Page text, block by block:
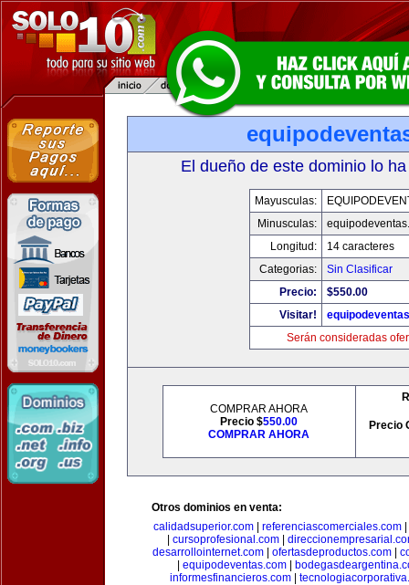
El dueño de este dominio lo
Mayusculas:
Minusculas:
Longitud:
14 caracteres
Categorias:
Sin Clasificar
Precio:
$550.00
Visitar!
Serán consideradas
COMPRAR AHORA
Precio $550.00
COMPRAR AHORA
Precio
Otros dominios en venta:
calidadsuperior.com| referenciascomerciales.com|
cursoprofesional.com|
desarrollointernet.com| ofertasdeproductos.com|
equipodeventas.com
informesfinancieros.com